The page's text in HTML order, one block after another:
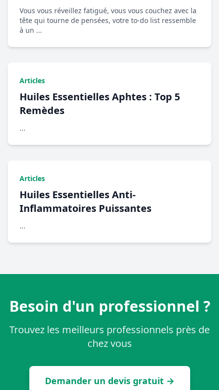
Vous vous réveillez fatigué, vous vous couchez avec la
tête qui tourne de pensées, votre to-do list ressemble
à un ...
Articles
Huiles Essentielles Aphtes : Top 5
Remèdes
...
Articles
Huiles Essentielles Anti-
Inflammatoires Puissantes
...
Besoin d'un professionnel ?
Trouvez les meilleurs professionnels près de
chez vous
Demander un devis gratuit →